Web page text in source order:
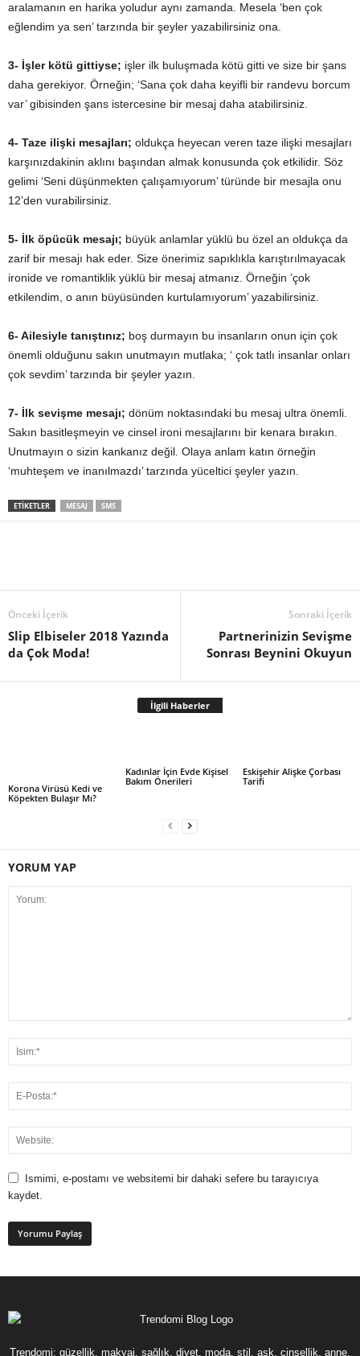
aralamanın en harika yoludur aynı zamanda. Mesela ‘ben çok
eğlendim ya sen’ tarzında bir şeyler yazabilirsiniz ona.
3- İşler kötü gittiyse; işler ilk buluşmada kötü gitti ve size bir şans
daha gerekiyor. Örneğin; ‘Sana çok daha keyifli bir randevu borcum
var’ gibisinden şans istercesine bir mesaj daha atabilirsiniz.
4- Taze ilişki mesajları; oldukça heyecan veren taze ilişki mesajları
karşınızdakinin aklını başından almak konusunda çok etkilidir. Söz
gelimi ‘Seni düşünmekten çalışamıyorum’ türünde bir mesajla onu
12’den vurabilirsiniz.
5- İlk öpücük mesajı; büyük anlamlar yüklü bu özel an oldukça da
zarif bir mesajı hak eder. Size önerimiz sapıklıkla karıştırılmayacak
ironide ve romantiklik yüklü bir mesaj atmanız. Örneğin ’çok
etkilendim, o anın büyüsünden kurtulamıyorum’ yazabilirsiniz.
6- Ailesiyle tanıştınız; boş durmayın bu insanların onun için çok
önemli olduğunu sakın unutmayın mutlaka; ‘ çok tatlı insanlar onları
çok sevdim’ tarzında bir şeyler yazın.
7- İlk sevişme mesajı; dönüm noktasındaki bu mesaj ultra önemli.
Sakın basitleşmeyin ve cinsel ironi mesajlarını bir kenara bırakın.
Unutmayın o sizin kankanız değil. Olaya anlam katın örneğin
‘muhteşem ve inanılmazdı’ tarzında yüceltici şeyler yazın.
ETIKETLER MESAJ SMS
Önceki İçerik
Slip Elbiseler 2018 Yazında
da Çok Moda!
Sonraki İçerik
Partnerinizin Sevişme
Sonrası Beynini Okuyun
İlgili Haberler
Korona Virüsü Kedi ve
Köpekten Bulaşır Mı?
Kadınlar İçin Evde Kişisel
Bakım Önerileri
Eskişehir Alişke Çorbası
Tarifi
YORUM YAP
Ismimi, e-postamı ve websitemi bir dahaki sefere bu tarayıcıya
kaydet.
Trendomi; güzellik, makyaj, sağlık, diyet, moda, stil, aşk, cinsellik, anne,